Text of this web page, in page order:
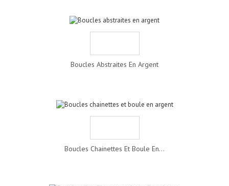
Boucles Abstraites En Argent
Boucles Chainettes Et Boule En...